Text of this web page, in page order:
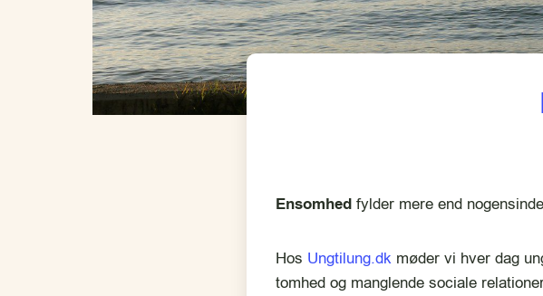
Ensomhed fylder mere end
Hos Ungtilung.dk møder vi hver dag
tomhed og manglende sociale